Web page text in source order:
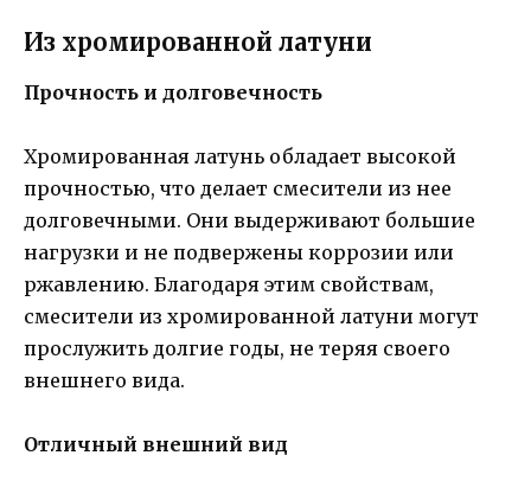
Из хромированной латуни
Прочность и долговечность
Хромированная латунь обладает высокой
прочностью, что делает смесители из нее
долговечными. Они выдерживают большие
нагрузки и не подвержены коррозии или
ржавлению. Благодаря этим свойствам,
смесители из хромированной латуни могут
прослужить долгие годы, не теряя своего
внешнего вида.
Отличный внешний вид